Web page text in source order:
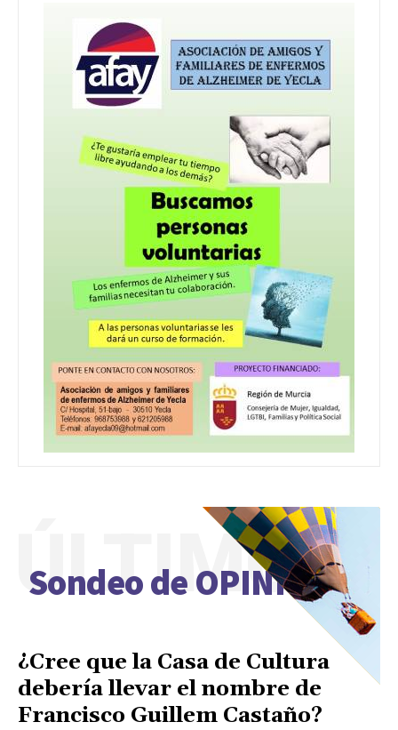
Sondeo de OPINIÓN
ÚLTIMO
¿Cree que la Casa de Cultura
debería llevar el nombre de
Francisco Guillem Castaño?